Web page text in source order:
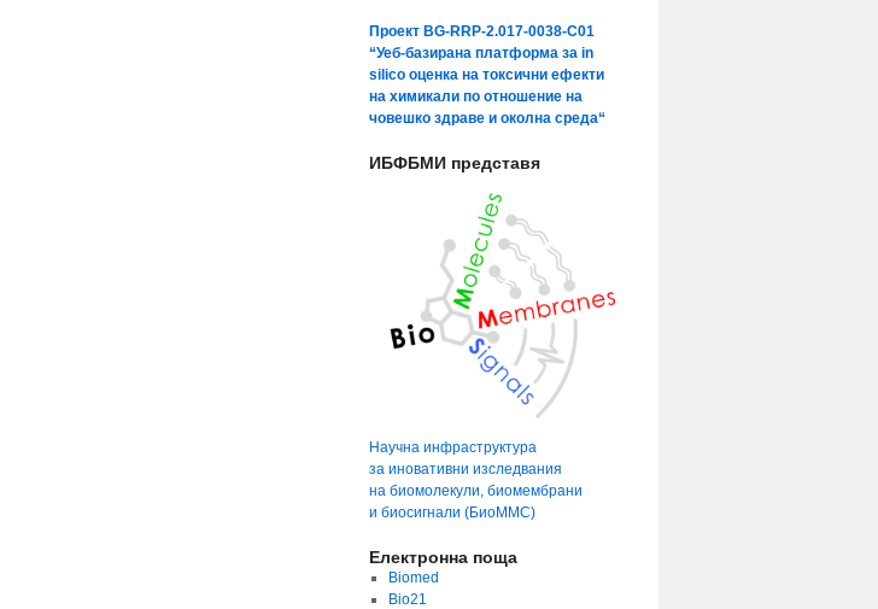
Проект BG-RRP-2.017-0038-C01
“Уеб-базирана платформа за in
silico оценка на токсични ефекти
на химикали по отношение на
човешко здраве и околна среда“
ИБФБМИ представя
Научна инфраструктура
за иновативни изследвания
на биомолекули, биомембрани
и биосигнали (БиоММС)
Електронна поща
Biomed
Bio21